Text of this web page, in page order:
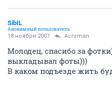
SibIL
Анонимный пользователь
18 ноября 2007 Acroman
Молодец, спасибо за
выкладывал фоты)))
В каком подъезде жить